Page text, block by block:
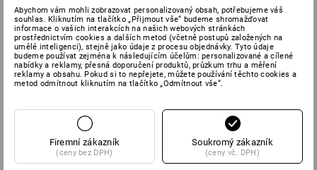
Abychom vám mohli zobrazovat personalizovaný obsah, potřebujeme váš
souhlas. Kliknutím na tlačítko „Přijmout vše“ budeme shromažďovat
informace o vašich interakcích na našich webových stránkách
prostřednictvím cookies a dalších metod (včetně postupů založených na
umělé inteligenci), stejně jako údaje z procesu objednávky. Tyto údaje
budeme používat zejména k následujícím účelům: personalizované a cílené
nabídky a reklamy, přesná doporučení produktů, průzkum trhu a měření
reklamy a obsahu. Pokud si to nepřejete, můžete používání těchto cookies a
metod odmítnout kliknutím na tlačítko „Odmítnout vše“.
Firemní zákazník
(ceny bez DPH)
Soukromý zákazník
(ceny vč. DPH)